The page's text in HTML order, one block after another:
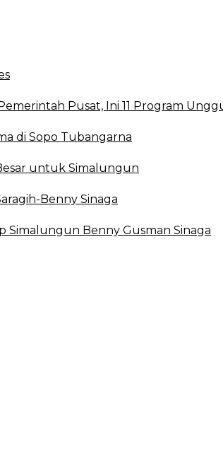
Pusat, Ini 11 Program
di Sopo Tubangarna
untuk Simalungun
Benny Sinaga
Simalungun Benny Gusman Sinaga